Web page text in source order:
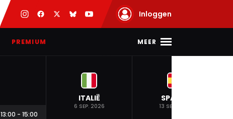
Inloggen
PREMIUM MEER
13:00 - 15:00
ITALIË
6 SEP. 2026
SPANJE
13 SEP. 2026